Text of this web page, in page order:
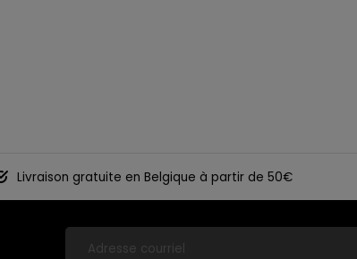
Livraison gratuite en Belgique à partir de 50€